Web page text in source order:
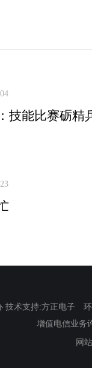
技能比赛砺精
术支持:方正电子
增值电信业务
网